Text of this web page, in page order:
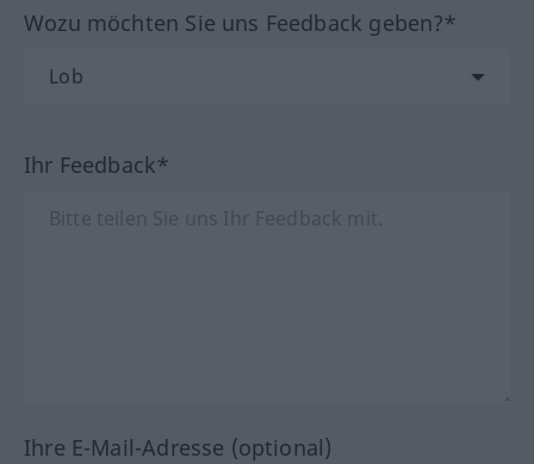
Wozu möchten Sie uns Feedback geben?*
Ihr Feedback*
Ihre E-Mail-Adresse (optional)